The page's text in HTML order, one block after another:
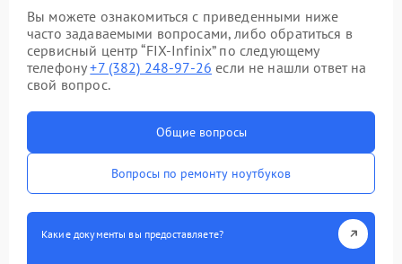
Вы можете ознакомиться с приведенными ниже
часто задаваемыми вопросами, либо обратиться в
сервисный центр “FIX-Infinix” по следующему
телефону+7 (382) 248-97-26 если не нашли ответ на
свой вопрос.
Общие вопросы
Вопросы по ремонту ноутбуков
Какие документы вы предоставляете?